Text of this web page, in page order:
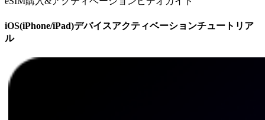
iOS(iPhone/iPad)デバイスアクティベーションチュートリア
ル